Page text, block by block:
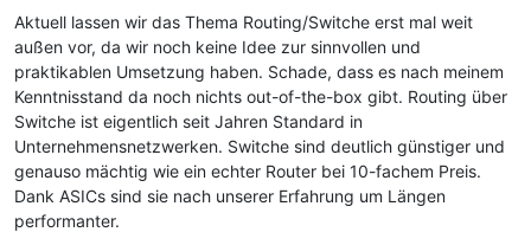
Aktuell lassen wir das Thema Routing/Switche erst mal weit
außen vor, da wir noch keine Idee zur sinnvollen und
praktikablen Umsetzung haben. Schade, dass es nach meinem
Kenntnisstand da noch nichts out-of-the-box gibt. Routing über
Switche ist eigentlich seit Jahren Standard in
Unternehmensnetzwerken. Switche sind deutlich günstiger und
genauso mächtig wie ein echter Router bei 10-fachem Preis.
Dank ASICs sind sie nach unserer Erfahrung um Längen
performanter.